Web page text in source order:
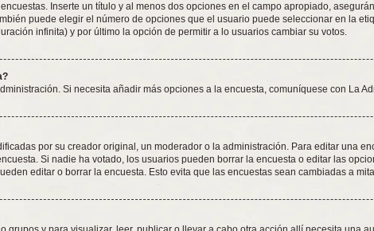
Inserte un título y al menos dos opciones en el campo apropiado,
puede elegir el número de opciones que el usuario puede seleccionar en la
infinita) y por último la opción de permitir a lo usuarios cambiar su votos.
Si necesita añadir más opciones a la encuesta, comuníquese con La
por su creador original, un moderador o la administración. Para editar una
Si nadie ha votado, los usuarios pueden borrar la encuesta o editar las
editar o borrar la encuesta. Esto evita que las encuestas sean cambiadas a